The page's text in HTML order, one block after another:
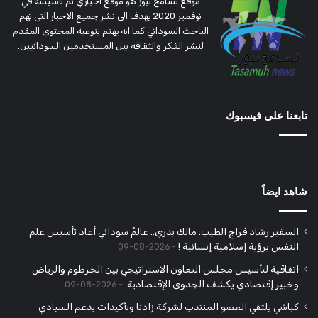
نوفمبر 2020 يهدف الى نشر جميع الاخبار التى تهم
الباحث السوداني كما انه يهتم بنوعية المحتوى المقدم
لنشر الفكر والثقافه بين المستخدمين السودانيين.
تابعنا على فيسبوك
شاهد ايضاً
السفير رشاد فراج الطيب: مالك بدري.. عالمٌ سوداني أعاد تأسيس علم
النفس برؤية إسلامية إنسانية !
2026-08-09
اتفاقية لتأسيس مجلس التعاون الاستراتيجي بين الخرطوم والرياض
وخبير إقتصادي يكشف الجدوى الإقتصادية
2026-08-09
كباشي يلتقي العضو المنتدب لشركة زادنا وتأكيدات بدعم السيادي